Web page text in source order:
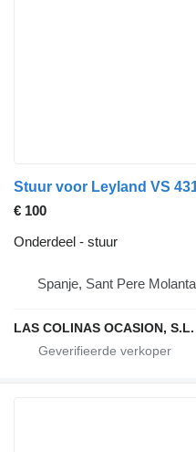
Stuur voor Leyland VS
€ 100
Onderdeel - stuur
Spanje, Sant Pere
LAS COLINAS OCASION, S.L.